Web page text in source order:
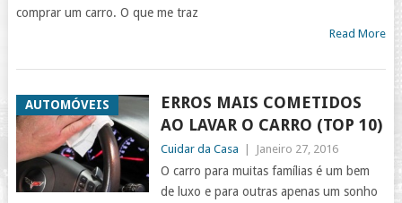
comprar um carro. O que me traz
Read More
AUTOMÓVEIS
ERROS MAIS COMETIDOS
AO LAVAR O CARRO (TOP 10)
Cuidar da Casa Janeiro 27, 2016
O carro para muitas famílias é um bem
de luxo e para outras apenas um sonho